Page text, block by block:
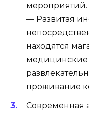
мероприятий.
— Развитая
находятся
проживание
Современная